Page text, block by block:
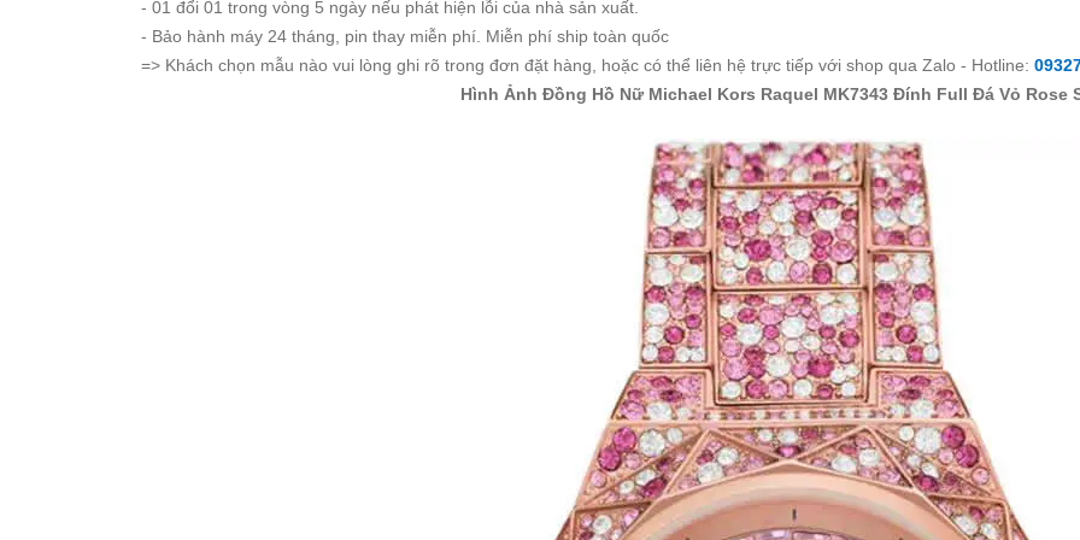
- 01 đổi 01 trong vòng 5 ngày nếu phát hiện lỗi của nhà sản xuất.
- Bảo hành máy 24 tháng, pin thay miễn phí. Miễn phí ship toàn quốc
=> Khách chọn mẫu nào vui lòng ghi rõ trong đơn đặt hàng, hoặc có thể liên hệ trực tiếp với shop qua Zalo - Hotline:
Hình Ảnh Đồng Hồ Nữ Michael Kors Raquel MK7343 Đính Full Đá Vỏ Rose